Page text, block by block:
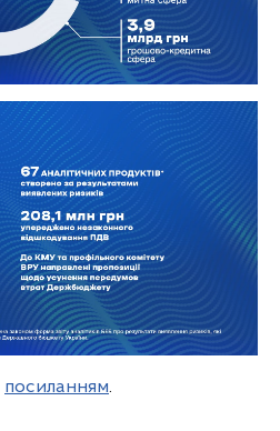
посиланням.